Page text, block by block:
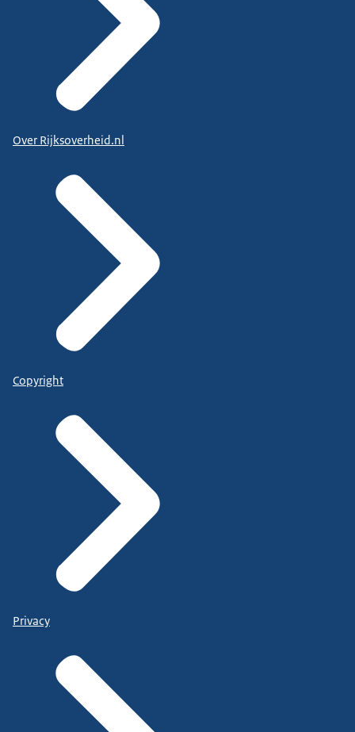
Over Rijksoverheid.nl
Copyright
Privacy